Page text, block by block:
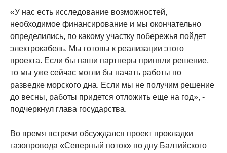
«У нас есть исследование возможностей,
необходимое финансирование и мы окончательно
определились, по какому участку побережья пойдет
электрокабель. Мы готовы к реализации этого
проекта. Если бы наши партнеры приняли решение,
то мы уже сейчас могли бы начать работы по
разведке морского дна. Если мы не получим решение
до весны, работы придется отложить еще на год», -
подчеркнул глава государства.
Во время встречи обсуждался проект прокладки
газопровода «Северный поток» по дну Балтийского